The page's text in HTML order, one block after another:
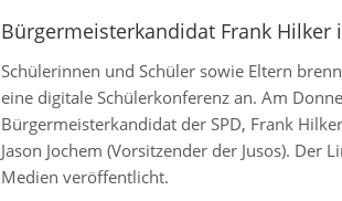
Bürgermeisterkandidat Frank Hilker
Schülerinnen und Schüler sowie Eltern
eine digitale Schülerkonferenz an. Am
Bürgermeisterkandidat der SPD, Frank
Jason Jochem (Vorsitzender der Jusos).
Medien veröffentlicht.